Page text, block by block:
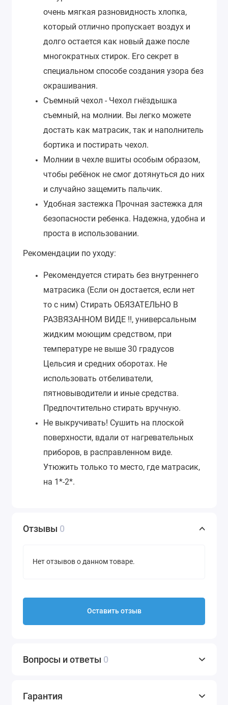
очень мягкая разновидность хлопка,
который отлично пропускает воздух и
долго остается как новый даже после
многократных стирок. Его секрет в
специальном способе создания узора без
окрашивания.
Съемный чехол - Чехол гнёздышка
съемный, на молнии. Вы легко можете
достать как матрасик, так и наполнитель
бортика и постирать чехол.
Молнии в чехле вшиты особым образом,
чтобы ребёнок не смог дотянуться до них
и случайно защемить пальчик.
Удобная застежка Прочная застежка для
безопасности ребенка. Надежна, удобна и
проста в использовании.
Рекомендации по уходу:
Рекомендуется стирать без внутреннего
матрасика (Если он достается, если нет
то с ним) Стирать ОБЯЗАТЕЛЬНО В
РАЗВЯЗАННОМ ВИДЕ !!, универсальным
жидким моющим средством, при
температуре не выше 30 градусов
Цельсия и средних оборотах. Не
использовать отбеливатели,
пятновыводители и иные средства.
Предпочтительно стирать вручную.
Не выкручивать! Сушить на плоской
поверхности, вдали от нагревательных
приборов, в расправленном виде.
Утюжить только то место, где матрасик,
на 1*-2*.
Отзывы 0
Нет отзывов о данном товаре.
Оставить отзыв
Вопросы и ответы 0
Гарантия